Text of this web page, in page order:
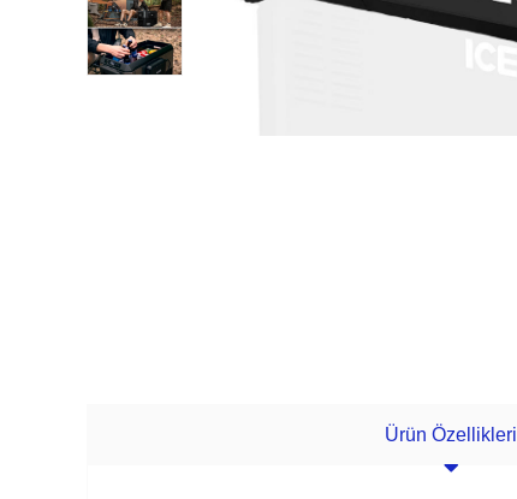
Ürün Özellikleri